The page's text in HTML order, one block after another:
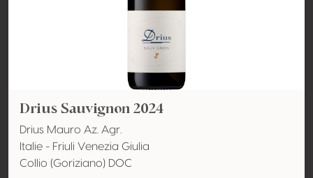
Drius Sauvignon 2024
Drius Mauro Az. Agr.
Italie - Friuli Venezia Giulia
Collio (Goriziano) DOC